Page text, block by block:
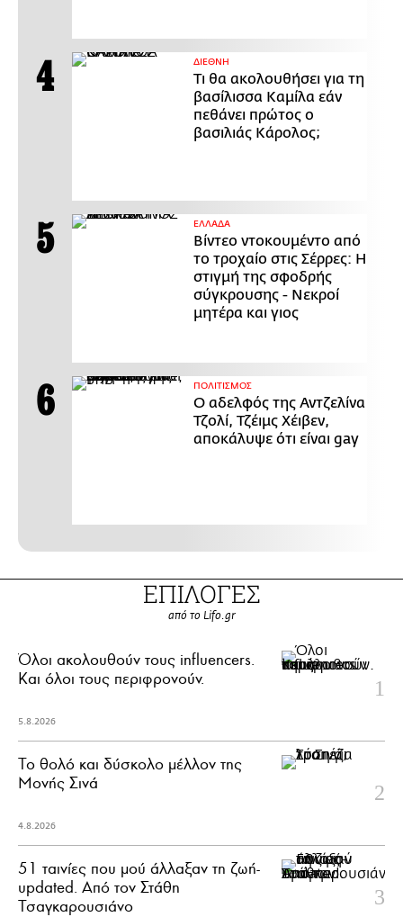
ΔΙΕΘΝΗ
Τι θα ακολουθήσει για τη
βασίλισσα Καμίλα εάν
πεθάνει πρώτος ο
βασιλιάς Κάρολος;
ΕΛΛΑΔΑ
Βίντεο ντοκουμέντο από
το τροχαίο στις Σέρρες: Η
στιγμή της σφοδρής
σύγκρουσης - Νεκροί
μητέρα και γιος
ΠΟΛΙΤΙΣΜΟΣ
Ο αδελφός της Αντζελίνα
Τζολί, Τζέιμς Χέιβεν,
αποκάλυψε ότι είναι gay
ΕΠΙΛΟΓΕΣ
από το Lifo.gr
Όλοι ακολουθούν τους influencers.
Και όλοι τους περιφρονούν.
5.8.2026
Το θολό και δύσκολο μέλλον της
Μονής Σινά
4.8.2026
51 ταινίες που μού άλλαξαν τη ζωή-
updated. Aπό τον Στάθη
Τσαγκαρουσιάνο